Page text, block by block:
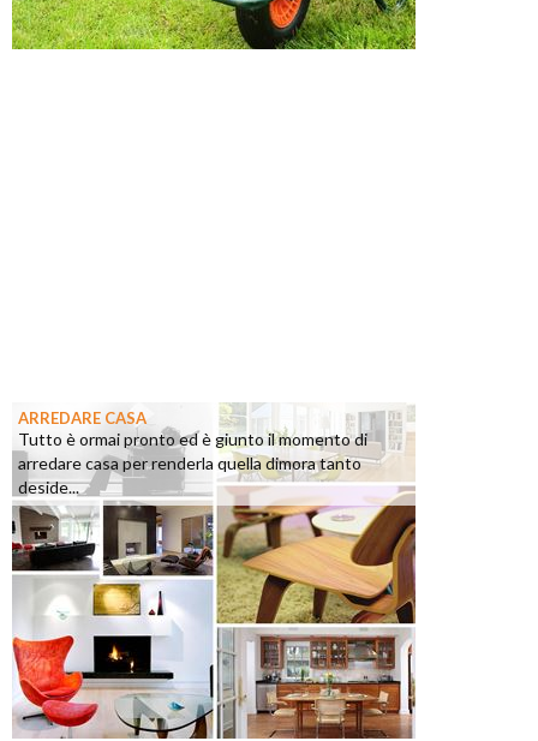
ARREDARE CASA
Tutto è ormai pronto ed è giunto il momento di
arredare casa per renderla quella dimora tanto
deside...